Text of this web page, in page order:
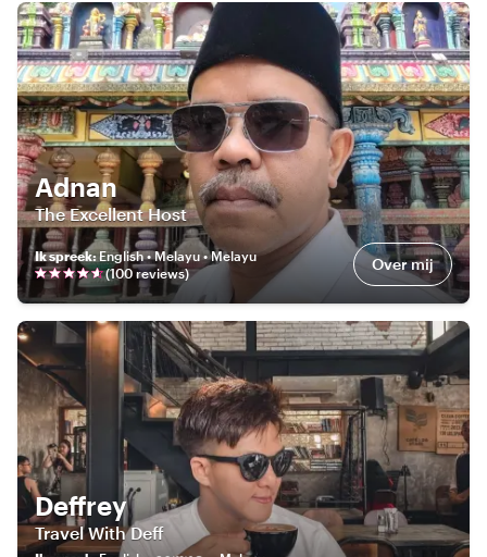
Adnan
The Excellent Host
Ik spreek:English • Melayu • Melayu
(100reviews) Over mij
Deffrey
Travel With Deff